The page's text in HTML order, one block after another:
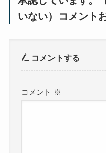
いない）コメント
コメントする
コメント ※